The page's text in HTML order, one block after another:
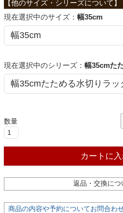
こたつ
ファブリック
サイズ： 幅35cm
シリーズ： 幅35cmた
カートに
返品・交換につ
商品の内容や予約についてお問合わ